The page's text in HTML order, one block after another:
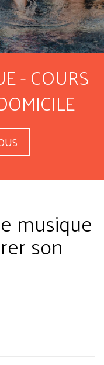
- COURS
musique
son